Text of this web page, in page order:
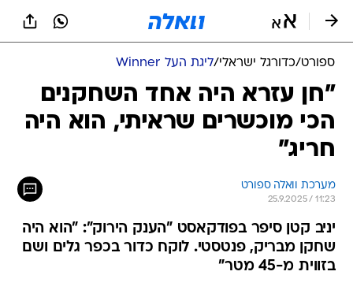
ספורט/כדורגל ישראלי/ליגת העל Winner
"חן עזרא היה אחד השחקנים
הכי מוכשרים שראיתי, הוא היה
חריג"
מערכת וואלה ספורט
25.9.2025 / 11:23
יניב קטן סיפר בפודקאסט "הענק הירוק": "הוא היה
שחקן מבריק, פנטסטי. לוקח כדור בכפר גלים ושם
בזווית מ-45 מטר"